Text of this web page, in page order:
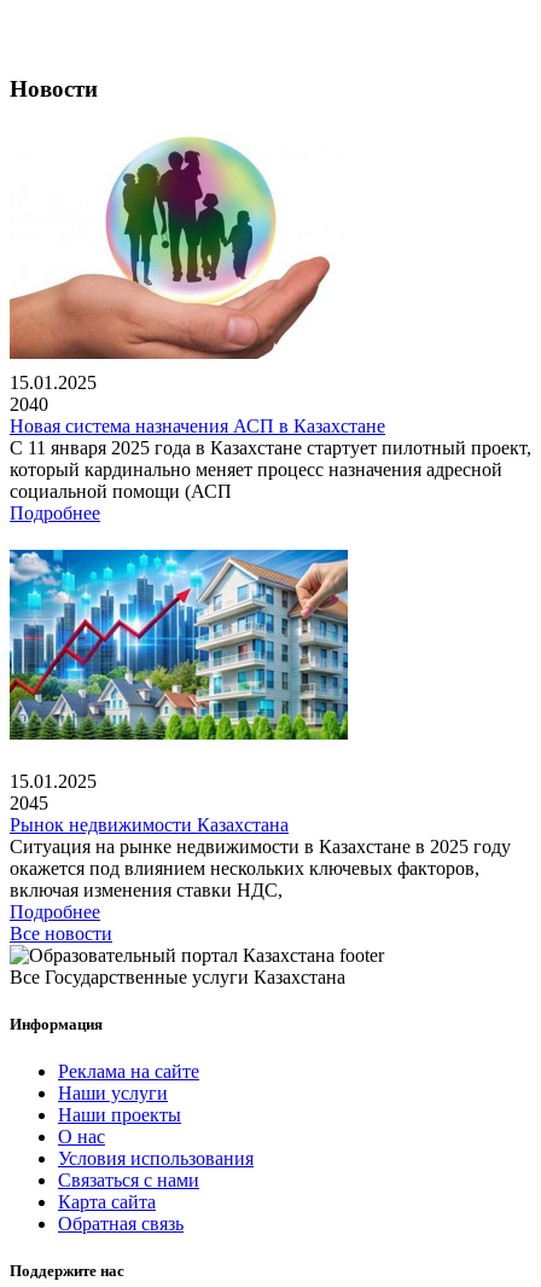
Новости
15.01.2025
2040
Новая система назначения АСП в Казахстане
С 11 января 2025 года в Казахстане стартует пилотный проект,
который кардинально меняет процесс назначения адресной
социальной помощи (АСП
Подробнее
15.01.2025
2045
Рынок недвижимости Казахстана
Ситуация на рынке недвижимости в Казахстане в 2025 году
окажется под влиянием нескольких ключевых факторов,
включая изменения ставки НДС,
Подробнее
Все новости
Все Государственные услуги Казахстана
Информация
Реклама на сайте
Наши услуги
Наши проекты
О нас
Условия использования
Связаться с нами
Карта сайта
Обратная связь
Поддержите нас